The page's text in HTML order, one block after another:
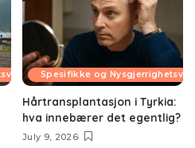
Temaer
Spesifikke og
Hårtransplantasjon i Tyrkia:
hva innebærer det egentlig?
July 9, 2026